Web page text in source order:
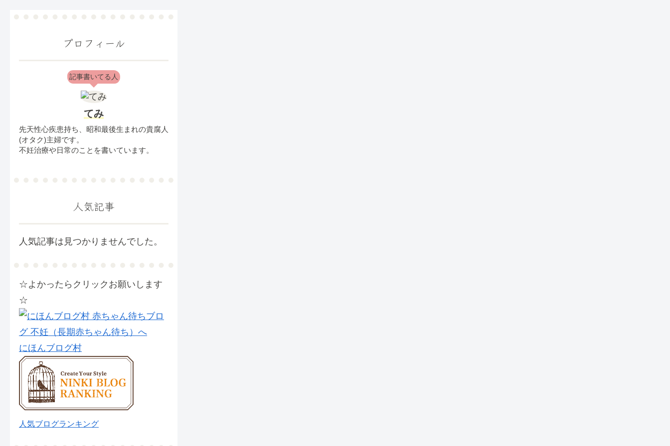
プロフィール
記事書いてる人
てみ
先天性心疾患持ち、昭和最後生まれの貴腐人
(オタク)主婦です。
不妊治療や日常のことを書いています。
人気記事
人気記事は見つかりませんでした。
☆よかったらクリックお願いします
☆
にほんブログ村
人気ブログランキング